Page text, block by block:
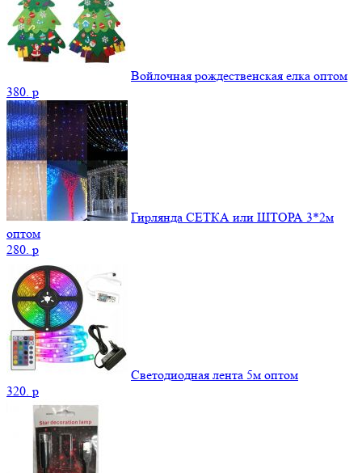
Войлочная рождественская елка оптом
380. p
Гирлянда СЕТКА или ШТОРА 3*2м
оптом
280. p
Светодиодная лента 5м оптом
320. p